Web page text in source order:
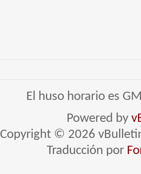
El huso horario es
Powered by
Copyright © 2026
Traducción por